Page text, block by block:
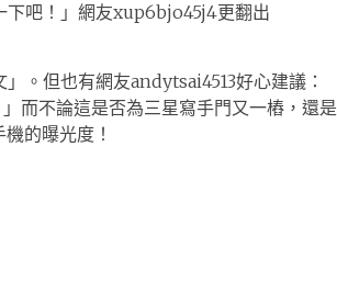
下吧！」網友xup6bjo45j4更翻出
。但也有網友andytsai4513好心建議：
而不論這是否為三星寫手門又一樁，還是
的曝光度！